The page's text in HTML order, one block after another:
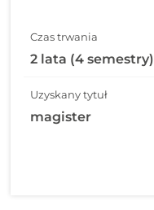
Czas trwania
2 lata (4 semestry)
Uzyskany tytuł
magister